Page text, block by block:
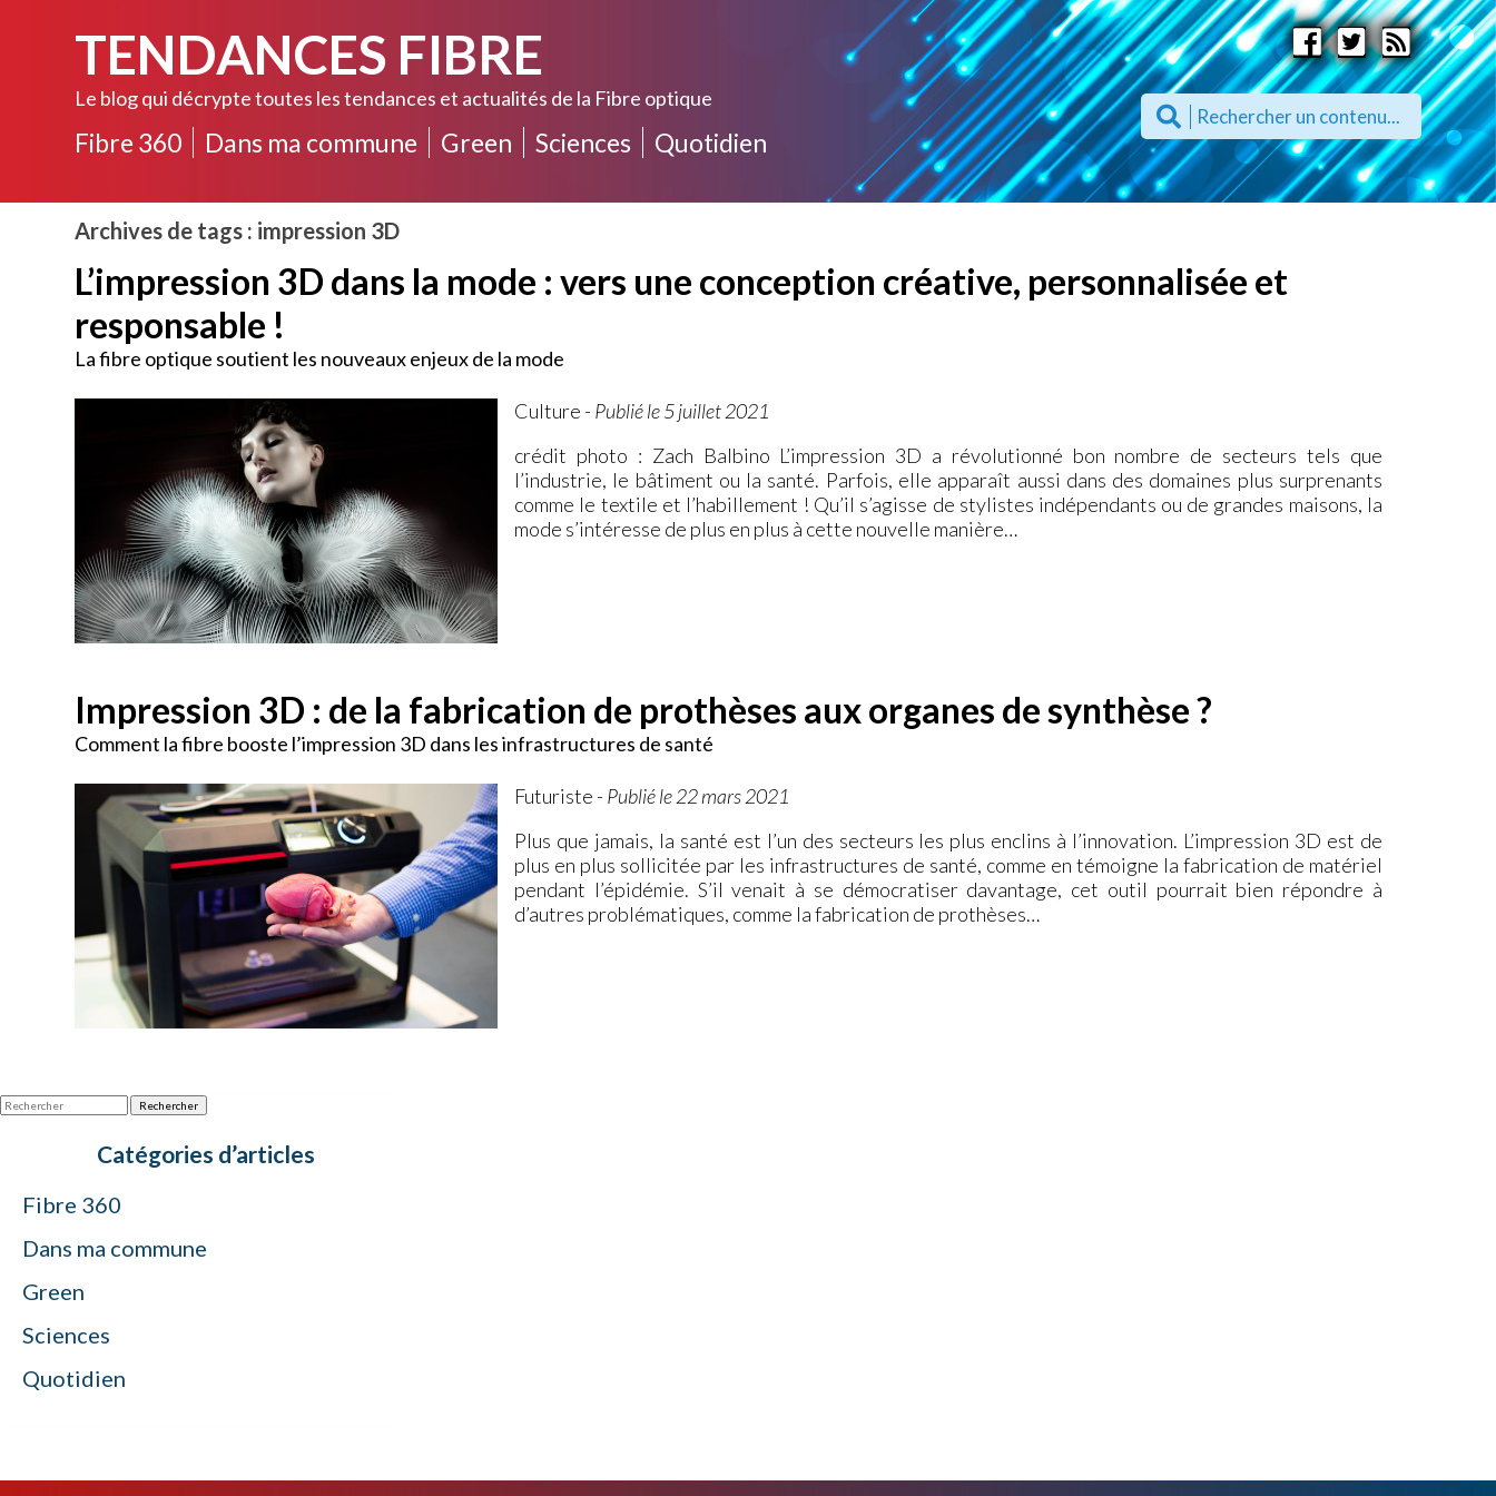
TENDANCES FIBRE
Le blog qui décrypte toutes les tendances et actualités de la Fibre optique
Fibre 360 Dans ma commune Green Sciences Quotidien
Archives de tags : impression 3D
L’impression 3D dans la mode : vers une conception créative, personnalisée et
responsable !
La fibre optique soutient les nouveaux enjeux de la mode
Culture - Publié le 5 juillet 2021
crédit photo : Zach Balbino L’impression 3D a révolutionné bon nombre de secteurs tels que
l’industrie, le bâtiment ou la santé. Parfois, elle apparaît aussi dans des domaines plus surprenants
comme le textile et l’habillement ! Qu’il s’agisse de stylistes indépendants ou de grandes maisons, la
mode s’intéresse de plus en plus à cette nouvelle manière…
Impression 3D : de la fabrication de prothèses aux organes de synthèse ?
Comment la fibre booste l’impression 3D dans les infrastructures de santé
Futuriste - Publié le 22 mars 2021
Plus que jamais, la santé est l’un des secteurs les plus enclins à l’innovation. L’impression 3D est de
plus en plus sollicitée par les infrastructures de santé, comme en témoigne la fabrication de matériel
pendant l’épidémie. S’il venait à se démocratiser davantage, cet outil pourrait bien répondre à
d’autres problématiques, comme la fabrication de prothèses…
Rechercher
Catégories d’articles
Fibre 360
Dans ma commune
Green
Sciences
Quotidien